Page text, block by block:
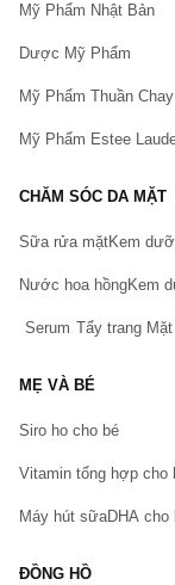
Quý
thời gian
Hãy báo lỗi cho
Mỹ Phẩm Nhật Bản
Dược Mỹ Phẩm
Mỹ Phẩm Thuần Chay
Mỹ Phẩm Estee
CHĂM SÓC DA MẶT
Sữa rửa mặtKem
Nước hoa hồngKem
Serum Tẩy trang
MẸ VÀ BÉ
Siro ho cho bé
Vitamin tổng hợp cho
Máy hút sữaDHA cho
ĐỒNG HỒ